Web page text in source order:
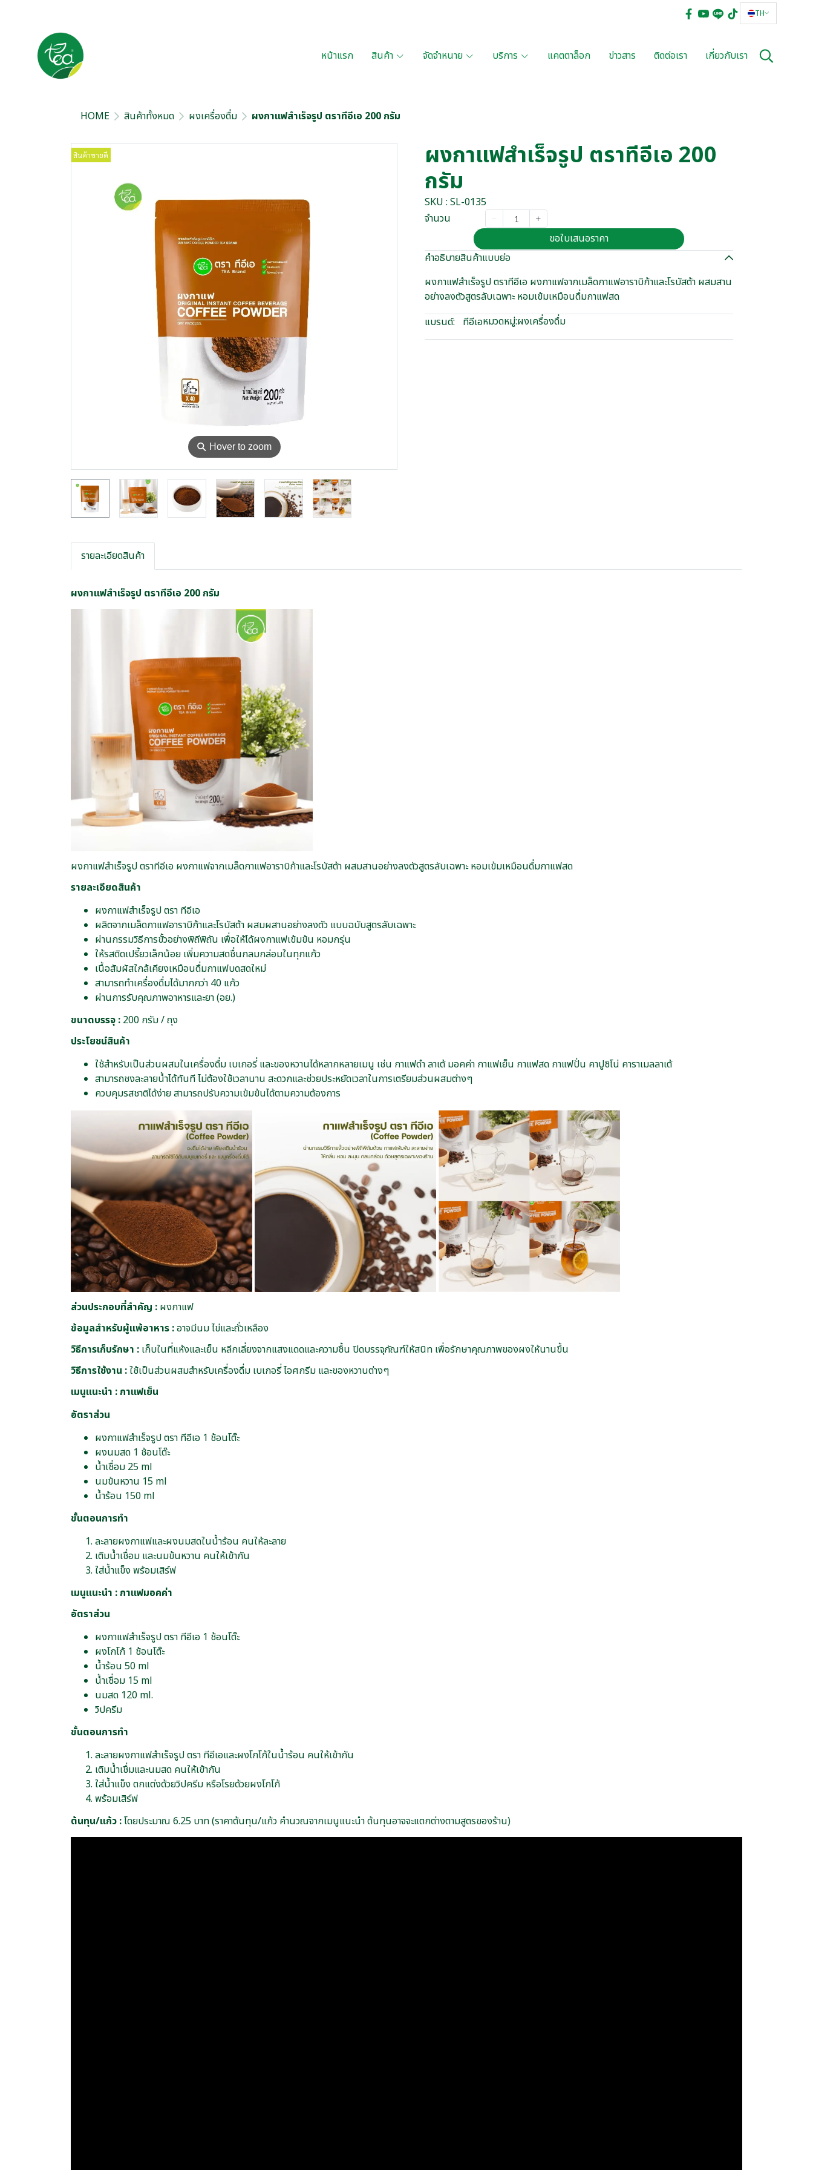
TH
หน้าแรก สินค้า จัดจำหนาย บริการ แคตตาล็อก ข่าวสาร ติดต่อเรา เกี่ยวกับเรา
HOME สินค้าทั้งหมด ผงเครื่องดื่ม ผงกาแฟสำเร็จรูป ตราทีอีเอ 200 กรัม
⚲ Hover to zoom
สินค้าขายดี ผงกาแฟสำเร็จรูป ตราทีอีเอ 200
กรัม
SKU : SL-0135
จำนวน
ขอใบเสนอราคา
คำอธิบายสินค้าแบบย่อ
ผงกาแฟสำเร็จรูป ตราทีอีเอ ผงกาแฟจากเมล็ดกาแฟอาราบิก้าและโรบัสต้า ผสมสาน
อย่างลงตัวสูตรลับเฉพาะ หอมเข้มเหมือนดื่มกาแฟสด
แบรนด์:
ทีอีเอหมวดหมู่:ผงเครื่องดื่ม
รายละเอียดสินค้า
ผงกาแฟสำเร็จรูป ตราทีอีเอ 200 กรัม
ผงกาแฟสำเร็จรูป ตราทีอีเอ ผงกาแฟจากเมล็ดกาแฟอาราบิก้าและโรบัสต้า ผสมสานอย่างลงตัวสูตรลับเฉพาะ หอมเข้มเหมือนดื่มกาแฟสด
รายละเอียดสินค้า
ผงกาแฟสำเร็จรูป ตรา ทีอีเอ
ผลิตจากเมล็ดกาแฟอาราบิก้าและโรบัสต้า ผสมผสานอย่างลงตัว แบบฉบับสูตรลับเฉพาะ
ผ่านกรรมวิธีการขั้วอย่างพิถีพิถัน เพื่อให้ได้ผงกาแฟเข้มข้น หอมกรุ่น
ให้รสติดเปรี้ยวเล็กน้อย เพิ่มความสดชื่นกลมกล่อมในทุกแก้ว
เนื้อสัมผัสใกล้เคียงเหมือนดื่มกาแฟบดสดใหม่
สามารถทำเครื่องดื่มได้มากกว่า 40 แก้ว
ผ่านการรับคุณภาพอาหารและยา (อย.)
ขนาดบรรจุ : 200 กรัม / ถุง
ประโยชน์สินค้า
ใช้สำหรับเป็นส่วนผสมในเครื่องดื่ม เบเกอรี่ และของหวานได้หลากหลายเมนู เช่น กาแฟดำ ลาเต้ มอคค่า กาแฟเย็น กาแฟสด กาแฟปั่น คาปูชิโน่ คาราเมลลาเต้
สามารถชงละลายน้ำได้ทันที ไม่ต้องใช้เวลานาน สะดวกและช่วยประหยัดเวลาในการเตรียมส่วนผสมต่างๆ
ควบคุมรสชาติได้ง่าย สามารถปรับความเข้มข้นได้ตามความต้องการ
ส่วนประกอบที่สำคัญ : ผงกาแฟ
ข้อมูลสำหรับผู้แพ้อาหาร :อาจมีนม ไข่และถั่วเหลือง
วิธีการเก็บรักษา : เก็บในที่แห้งและเย็น หลีกเลี่ยงจากแสงแดดและความชื้น ปิดบรรจุภัณฑ์ให้สนิท เพื่อรักษาคุณภาพของผงให้นานขึ้น
วิธีการใช้งาน :ใช้เป็นส่วนผสมสำหรับเครื่องดื่ม เบเกอรี่ ไอศกรีม และของหวานต่างๆ
เมนูแนะนำ : กาแฟเย็น
อัตราส่วน
ผงกาแฟสำเร็จรูป ตรา ทีอีเอ 1 ช้อนโต๊ะ
ผงนมสด 1 ช้อนโต๊ะ
น้ำเชื่อม 25 ml
นมข้นหวาน 15 ml
น้ำร้อน 150 ml
ขั้นตอนการทำ
ละลายผงกาแฟและผงนมสดในน้ำร้อน คนให้ละลาย
เติมน้ำเชื่อม และนมข้นหวาน คนให้เข้ากัน
ใส่น้ำแข็ง พร้อมเสิร์ฟ
เมนูแนะนำ : กาแฟมอคค่า
อัตราส่วน
ผงกาแฟสำเร็จรูป ตรา ทีอีเอ 1 ช้อนโต๊ะ
ผงโกโก้ 1 ช้อนโต๊ะ
น้ำร้อน 50 ml
น้ำเชื่อม 15 ml
นมสด 120 ml.
วิปครีม
ขั้นตอนการทำ
ละลายผงกาแฟสำเร็จรูป ตรา ทีอีเอและผงโกโก้ในน้ำร้อน คนให้เข้ากัน
เติมน้ำเชื่มและนมสด คนให้เข้ากัน
ใส่น้ำแข็ง ตกแต่งด้วยวิปครีม หรือโรยด้วยผงโกโก้
พร้อมเสิร์ฟ
ต้นทุน/แก้ว :โดยประมาณ 6.25 บาท (ราคาต้นทุน/แก้ว คำนวณจากเมนูแนะนำ ต้นทุนอาจจะแตกต่างตามสูตรของร้าน)